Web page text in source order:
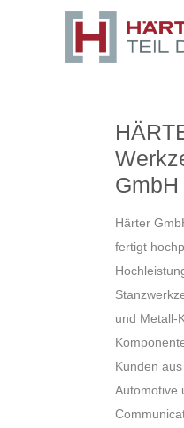
GmbH
Härter
fertigt
und Metall-
Kunden
Automotive